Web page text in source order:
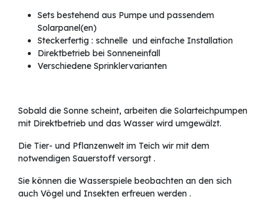
Sets bestehend aus Pumpe und passendem
Solarpanel(en)
Steckerfertig : schnelle und einfache Installation
Direktbetrieb bei Sonneneinfall
Verschiedene Sprinklervarianten
Sobald die Sonne scheint, arbeiten die Solarteichpumpen
mit Direktbetrieb und das Wasser wird umgewälzt.
Die Tier- und Pflanzenwelt im Teich wir mit dem
notwendigen Sauerstoff versorgt .
Sie können die Wasserspiele beobachten an den sich
auch Vögel und Insekten erfreuen werden .